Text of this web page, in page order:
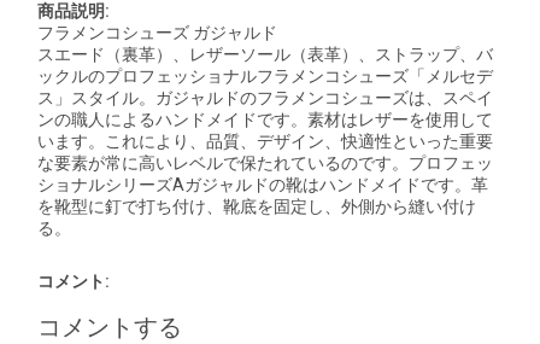
商品説明:
フラメンコシューズ ガジャルド
スエード（裏革）、レザーソール（表革）、ストラップ、バ
ックルのプロフェッショナルフラメンコシューズ「メルセデ
ス」スタイル。ガジャルドのフラメンコシューズは、スペイ
ンの職人によるハンドメイドです。素材はレザーを使用して
います。これにより、品質、デザイン、快適性といった重要
な要素が常に高いレベルで保たれているのです。プロフェッ
ショナルシリーズAガジャルドの靴はハンドメイドです。革
を靴型に釘で打ち付け、靴底を固定し、外側から縫い付け
る。
コメント:
コメントする